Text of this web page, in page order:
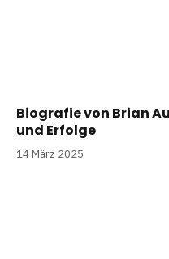
Biografie von Brian
und Erfolge
14 März 2025